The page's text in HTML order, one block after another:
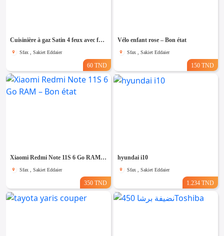
Cuisinière à gaz Satin 4 feux avec four
Sfax , Sakiet Eddaier
60 TND
Vélo enfant rose – Bon état
Sfax , Sakiet Eddaier
150 TND
Xiaomi Redmi Note 11S 6 Go RAM – Bon état
Sfax , Sakiet Eddaier
350 TND
hyundai i10
Sfax , Sakiet Eddaier
1.234 TND